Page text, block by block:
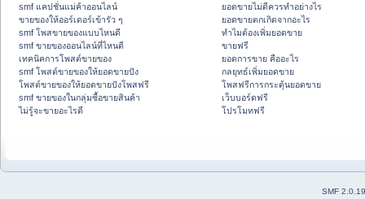
smf แคปชั่นแม่ค้าออนไลน์
ขายของให้ออร์เดอร์เข้ารัว ๆ
smf โพสขายของแบบไหนดี
smf ขายของออนไลน์ที่ไหนดี
เทคนิคการโพสต์ขายของ
smf โพสต์ขายของให้ยอดขายปัง
โพสต์ขายของให้ยอดขายปังโพสฟรี
smf ขายของในกลุ่มซื้อขายสินค้า
ไม่รู้จะขายอะไรดี
ยอดขายไม่ดีควรทำอย่างไร
ยอดขายตกเกิดจากอะไร
ทำไมต้องเพิ่มยอดขาย
ขายฟรี
ยอดการขาย คืออะไร
กลยุทธ์เพิ่มยอดขาย
โพสฟรีการกระตุ้นยอดขาย
เว็บบอร์ดฟรี
โปรโมทฟรี
SMF 2.0.19